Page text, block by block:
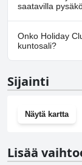
saatavilla
Kyllä, Holiday
Onko Holiday
kuntosali?
Sijainti
Näytä kartta
Lisää